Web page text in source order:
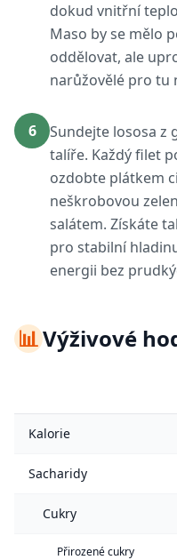
dokud vnitřní
Maso by se mělo
oddělovat, ale
narůžovělé pro tu
6
Sundejte lososa z
talíře. Každý filet
ozdobte plátkem
neškrobovou
salátem. Získáte
pro stabilní
energii bez
📊Výživové
Kalorie
Sacharidy
Cukry
Přirozené cukry